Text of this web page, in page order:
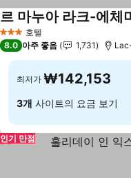
3 성급 호텔
르 마누아 라크-에체
8.0 아주 좋음 1,731
최저가 ₩142,153
3개 사이트의 요금 보기
인기 만점